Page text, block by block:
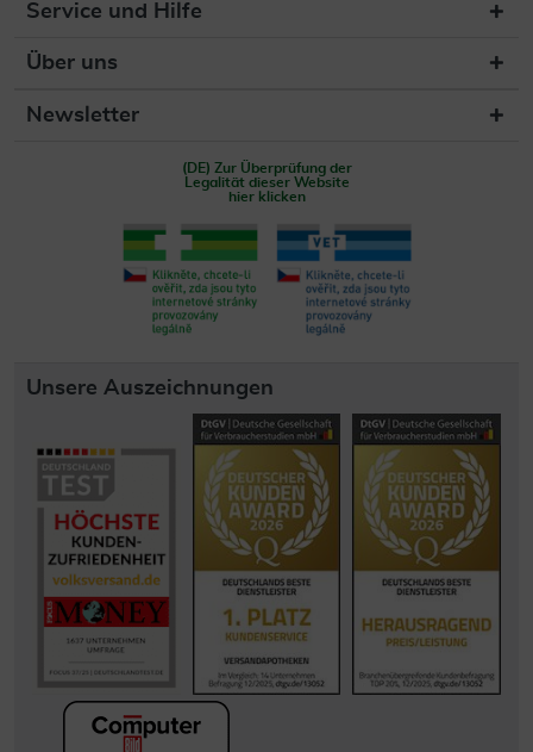
Service und Hilfe
Über uns
Newsletter
(DE) Zur Überprüfung der
Legalität dieser Website
hier klicken
Unsere Auszeichnungen